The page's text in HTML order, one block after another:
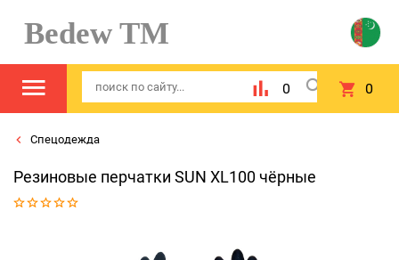
Bedew TM
0 0
Спецодежда
Резиновые перчатки SUN XL100 чёрные